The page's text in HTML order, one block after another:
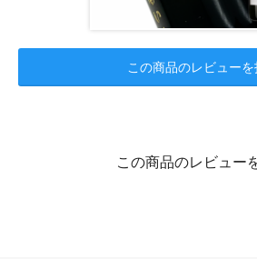
この商品のレビュー
この商品のレビュー